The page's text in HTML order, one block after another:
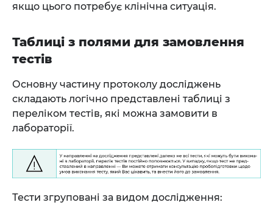
якщо цього потребує клінічна ситуація.
Таблиці з полями для замовлення
тестів
Основну частину протоколу досліджень
складають логічно представлені таблиці з
переліком тестів, які можна замовити в
лабораторії.
Тести згруповані за видом дослідження: